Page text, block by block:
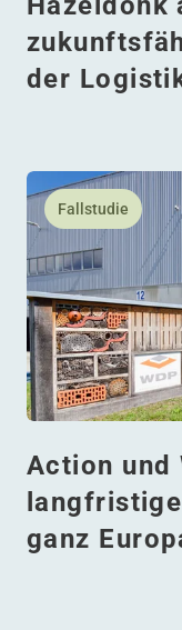
der
Fallstudie
Action und
ganz
Lesen Sie mehr